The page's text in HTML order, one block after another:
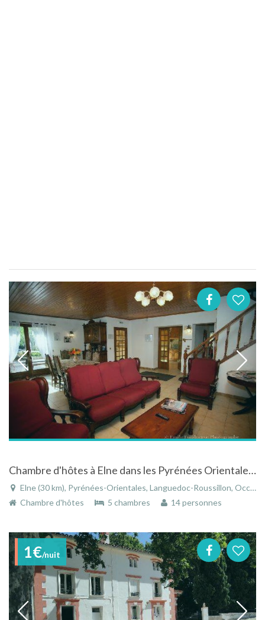
Chambre d'hôtes à Elne dans les Pyrénées Orientales dans le Languedoc Roussillon avec Piscine
Elne (30 km), Pyrénées-Orientales, Languedoc-Roussillon, Occitanie, France
Chambre d'hôtes
5 chambres 14 personnes
1€/nuit